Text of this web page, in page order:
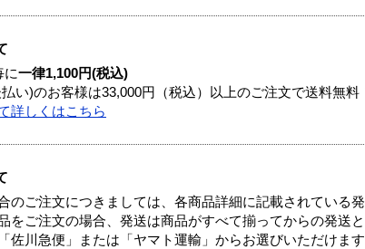
に一律1,100円(税込)
い)のお客様は33,000円（税込）以上のご注文で送料無料
詳しくはこちら
のご注文につきましては、各商品詳細に記載されている
をご注文の場合、発送は商品がすべて揃ってからの発送と
佐川急便」または「ヤマト運輸」からお選びいただけます